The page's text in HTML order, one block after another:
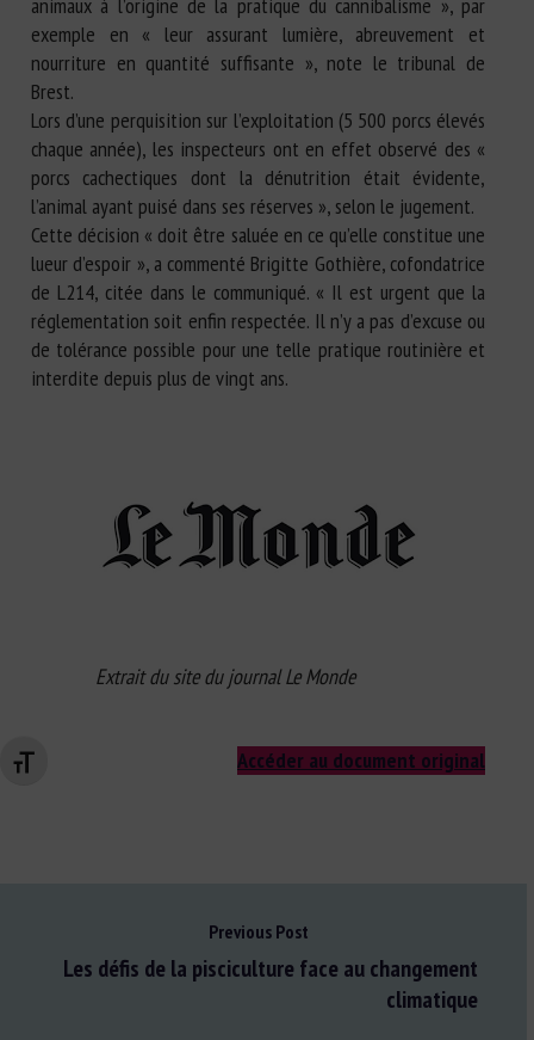
Changer la taille de la police
exemple en « leur assurant lumière, abreuvement et
nourriture en quantité suffisante », note le tribunal de
Brest.
Lors d’une perquisition sur l’exploitation (5 500 porcs élevés
chaque année), les inspecteurs ont en effet observé des «
porcs cachectiques dont la dénutrition était évidente,
l’animal ayant puisé dans ses réserves », selon le jugement.
Cette décision « doit être saluée en ce qu’elle constitue une
lueur d’espoir », a commenté Brigitte Gothière, cofondatrice
de L214, citée dans le communiqué. « Il est urgent que la
réglementation soit enfin respectée. Il n’y a pas d’excuse ou
de tolérance possible pour une telle pratique routinière et
interdite depuis plus de vingt ans.
Extrait du site du journal Le Monde
Accéder au document original
Previous Post
Les défis de la pisciculture face au changement
climatique